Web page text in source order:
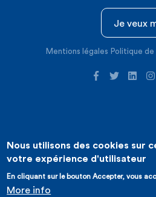
Je veux
Mentions légales Politique
©2026 ICHEC |Création de
Nous utilisons des cookies sur
votre expérience d'utilisateur
En cliquant sur le bouton Accepter, vous
More info